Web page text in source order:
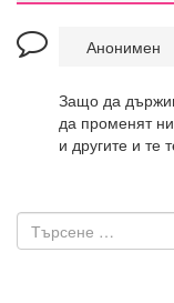
Анонимен
Защо да
да променят
и другите и те